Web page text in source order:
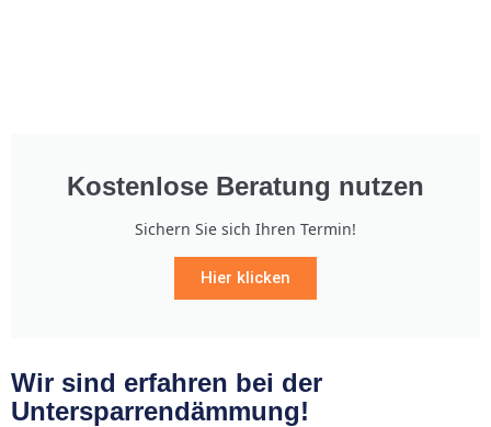
Kostenlose Beratung nutzen
Sichern Sie sich Ihren Termin!
Hier klicken
Wir sind erfahren bei der
Untersparrendämmung!